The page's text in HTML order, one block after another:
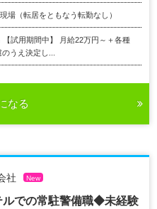
場（転居をともなう転勤なし）
【試用期間中】 月給22万円～＋各種
うえ決定し...
なる
社 New
ルでの常駐警備職◆未経験